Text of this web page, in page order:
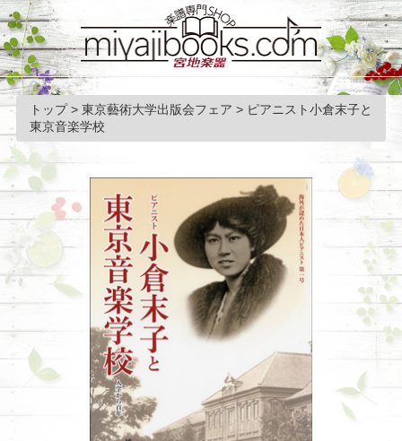
トップ> 東京藝術大学出版会フェア > ピアニスト小倉末子と
東京音楽学校